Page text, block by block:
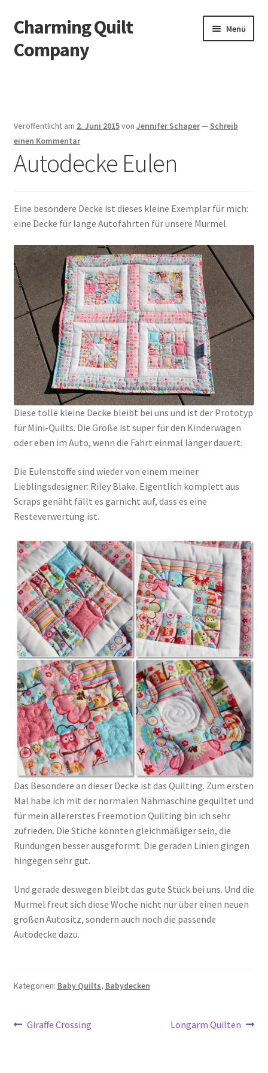
Zur
Navigation
springen
Zum
Inhalt
springen
Charming Quilt
Company
Menü
Blog
Datenschutzbelehrung
Datenschutzerklärung
Impressum
Kasse
Mein Konto
Shop
Versandarten
Warenkorb
Zahlungsarten
Veröffentlicht am 2. Juni 2015von Jennifer Schaper— Schreib
einen Kommentar
Autodecke Eulen
Eine besondere Decke ist dieses kleine Exemplar für mich:
eine Decke für lange Autofahrten für unsere Murmel.
Diese tolle kleine Decke bleibt bei uns und ist der Prototyp
für Mini-Quilts. Die Größe ist super für den Kinderwagen
oder eben im Auto, wenn die Fahrt einmal länger dauert.
Die Eulenstoffe sind wieder von einem meiner
Lieblingsdesigner: Riley Blake. Eigentlich komplett aus
Scraps genäht fällt es garnicht auf, dass es eine
Resteverwertung ist.
Das Besondere an dieser Decke ist das Quilting. Zum ersten
Mal habe ich mit der normalen Nähmaschine gequiltet und
für mein allererstes Freemotion Quilting bin ich sehr
zufrieden. Die Stiche könnten gleichmäßiger sein, die
Rundungen besser ausgeformt. Die geraden Linien gingen
hingegen sehr gut.
Und gerade deswegen bleibt das gute Stück bei uns. Und die
Murmel freut sich diese Woche nicht nur über einen neuen
großen Autositz, sondern auch noch die passende
Autodecke dazu.
Kategorien: Baby Quilts, Babydecken
Beitragsnavigation
Vorheriger
Giraffe Crossing
Nächster
Longarm Quilten